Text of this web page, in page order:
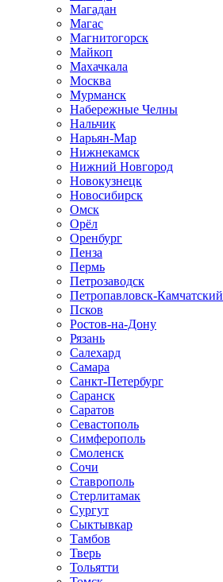
Магадан
Магас
Магнитогорск
Майкоп
Махачкала
Москва
Мурманск
Набережные Челны
Нальчик
Нарьян-Мар
Нижнекамск
Нижний Новгород
Новокузнецк
Новосибирск
Омск
Орёл
Оренбург
Пенза
Пермь
Петрозаводск
Петропавловск-Камчатский
Псков
Ростов-на-Дону
Рязань
Салехард
Самара
Санкт-Петербург
Саранск
Саратов
Севастополь
Симферополь
Смоленск
Сочи
Ставрополь
Стерлитамак
Сургут
Сыктывкар
Тамбов
Тверь
Тольятти